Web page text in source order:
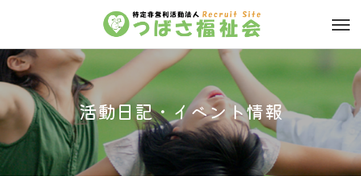
活動日記・イベント情報